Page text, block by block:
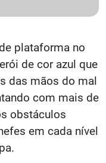
plataforma no
de cor azul que
das mãos do mal
com mais de
obstáculos
em cada nível